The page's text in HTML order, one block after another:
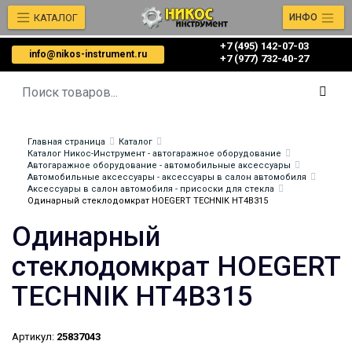
info@nikos-instrument.ru
+7 (495) 142-07-03
‎‎+7 (977) 732-40-27
КАТАЛОГ ИНФО
Главная страница
Каталог
Каталог Никос-Инструмент - автогаражное оборудование
Автогаражное оборудование - автомобильные аксессуары
Автомобильные аксессуары - аксессуары в салон автомобиля
Аксессуары в салон автомобиля - присоски для стекла
Одинарный стеклодомкрат HOEGERT TECHNIK HT4B315
Одинарный
стеклодомкрат HOEGERT
TECHNIK HT4B315
Артикул: 25837043